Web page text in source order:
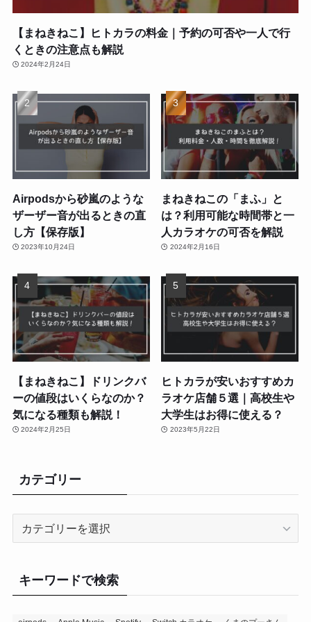
【まねきねこ】ヒトカラの料金｜予約の可否や一人で行
くときの注意点も解説
2024年2月24日
Airpodsから砂嵐のような
ザーザー音が出るときの直
し方【保存版】
2023年10月24日
まねきねこの「まふ」と
は？利用可能な時間帯と一
人カラオケの可否を解説
2024年2月16日
【まねきねこ】ドリンクバ
ーの値段はいくらなのか？
気になる種類も解説！
2024年2月25日
ヒトカラが安いおすすめカ
ラオケ店舗５選｜高校生や
大学生はお得に使える？
2023年5月22日
カテゴリー
キーワードで検索